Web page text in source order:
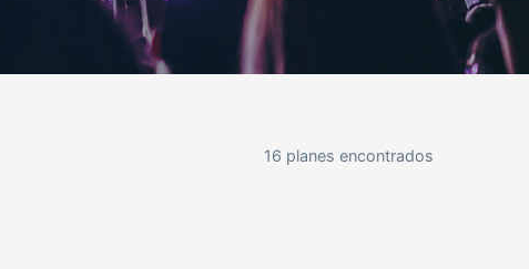
16 planes encontrados